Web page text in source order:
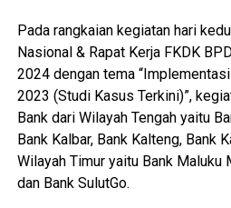
Pada rangkaian kegiatan hari
Nasional & Rapat Kerja FKDK
2024 dengan tema
2023 (Studi Kasus Terkini)”,
Bank dari Wilayah Tengah yaitu
Bank Kalbar, Bank Kalteng, Bank
Wilayah Timur yaitu Bank Maluku
dan Bank SulutGo.